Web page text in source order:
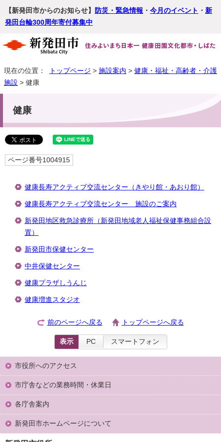
【新発田市からのお知らせ】 防災・緊急情報 ・ 今月のイベント ・ 新
発田台輪300周年寄付募集中
現在の位置： トップページ > 施設案内 > 健康・福祉・高齢者・介護
施設 > 健康
健康
ページ番号1004915
健康長寿アクティブ交流センター（きやり館・あおり館）
健康長寿アクティブ交流センター 施設のご案内
新発田地区救急診療所（新発田地域老人福祉保健事務組合設
置）
新発田市保健センター
中井保健センター
健康プラザしうんじ
健康増進スタジオ
前のページへ戻る トップページへ戻る
表示 PC スマートフォン
市役所へのアクセス
市庁舎などの業務時間・休業日
各庁舎案内
新発田市ホームページについて